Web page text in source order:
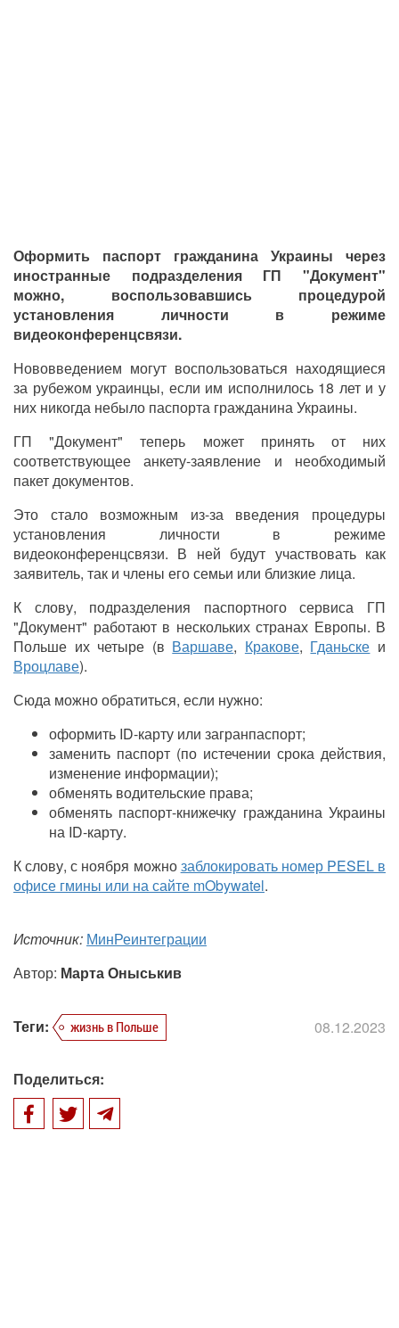
Оформить паспорт гражданина Украины через
иностранные подразделения ГП "Документ"
можно, воспользовавшись процедурой
установления личности в режиме
видеоконференцсвязи.
Нововведением могут воспользоваться находящиеся
за рубежом украинцы, если им исполнилось 18 лет и у
них никогда небыло паспорта гражданина Украины.
ГП "Документ" теперь может принять от них
соответствующее анкету-заявление и необходимый
пакет документов.
Это стало возможным из-за введения процедуры
установления личности в режиме
видеоконференцсвязи. В ней будут участвовать как
заявитель, так и члены его семьи или близкие лица.
К слову, подразделения паспортного сервиса ГП
"Документ" работают в нескольких странах Европы. В
Польше их четыре (в Варшаве, Кракове, Гданьске и
Вроцлаве).
Сюда можно обратиться, если нужно:
оформить ID-карту или загранпаспорт;
заменить паспорт (по истечении срока действия,
изменение информации);
обменять водительские права;
обменять паспорт-книжечку гражданина Украины
на ID-карту.
К слову, с ноября можнозаблокировать номер PESEL в
офисе гмины или на сайте mObywatel.
Источник: МинРеинтеграции
Автор: Марта Оныськив
Теги: жизнь в Польше 08.12.2023
Поделиться: